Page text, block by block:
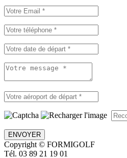
ENVOYER
Copyright © FORMIGOLF
Tél. 03 89 21 19 01